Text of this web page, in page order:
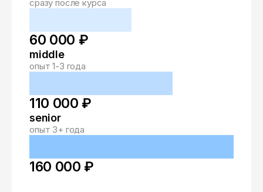
сразу после курса
60 000 ₽
middle
опыт 1-3 года
110 000 ₽
senior
опыт 3+ года
160 000 ₽